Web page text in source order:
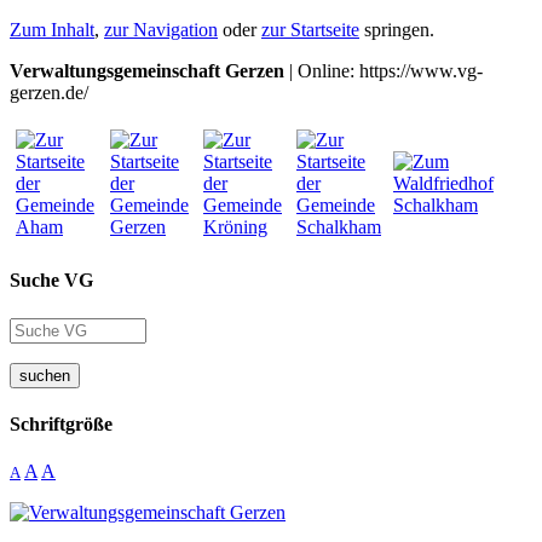
Zum Inhalt, zur Navigation oderzur Startseite springen.
Verwaltungsgemeinschaft Gerzen | Online: https://www.vg-
gerzen.de/
Suche VG
suchen
Schriftgröße
A A A